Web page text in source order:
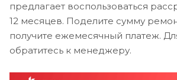
предлагает воспользоваться
12 месяцев. Поделите сумму
получите ежемесячный платеж.
обратитесь к менеджеру.